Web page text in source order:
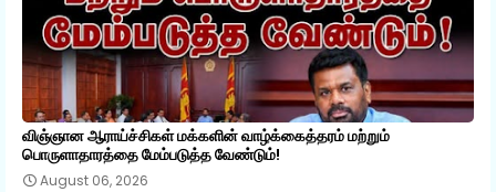
விஞ்ஞான ஆராய்ச்சிகள் மக்களின் வாழ்க்கைத்தரம் மற்றும்
பொருளாதாரத்தை மேம்படுத்த வேண்டும்!
August 06, 2026